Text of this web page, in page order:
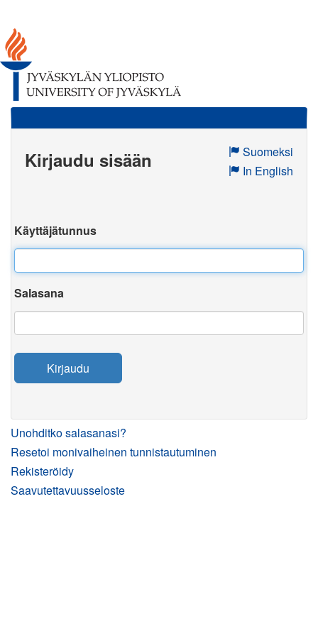
Suomeksi
In English
Kirjaudu sisään
Käyttäjätunnus
Salasana
Kirjaudu
Unohditko salasanasi?
Resetoi monivaiheinen tunnistautuminen
Rekisteröidy
Saavutettavuusseloste